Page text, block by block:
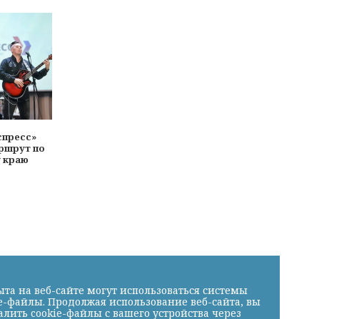
по
краю
на веб-сайте могут использоваться системы
файлы. Продолжая использование веб-сайта, вы
cookie-файлы с вашего устройства через